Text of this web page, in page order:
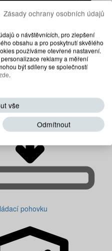
pohovku
Zásady ochrany osobních údajů
o návštěvnících, pro zlepšení
obsahu a pro poskytnutí skvělého
používáme otevřené nastavení.
reklamy a měření
být sdíleny se společností
.
vše
Odmítnout